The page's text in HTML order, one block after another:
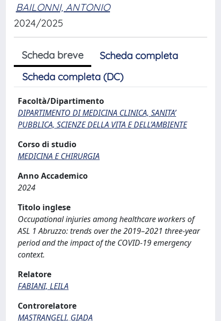
BAILONNI, ANTONIO
2024/2025
Scheda breve
Scheda completa
Scheda completa (DC)
Facoltà/Dipartimento
DIPARTIMENTO DI MEDICINA CLINICA, SANITA’
PUBBLICA, SCIENZE DELLA VITA E DELL’AMBIENTE
Corso di studio
MEDICINA E CHIRURGIA
Anno Accademico
2024
Titolo inglese
Occupational injuries among healthcare workers of
ASL 1 Abruzzo: trends over the 2019–2021 three-year
period and the impact of the COVID-19 emergency
context.
Relatore
FABIANI, LEILA
Controrelatore
MASTRANGELI, GIADA